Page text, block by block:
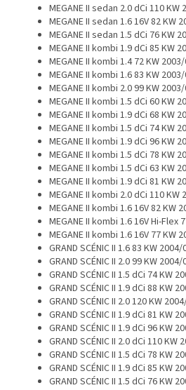
MEGANE II sedan 2.0 dCi 110 KW
MEGANE II sedan 1.6 16V 82 KW
MEGANE II sedan 1.5 dCi 76 KW
MEGANE II kombi 1.9 dCi 85 KW
MEGANE II kombi 1.4 72 KW
MEGANE II kombi 1.6 83 KW
MEGANE II kombi 2.0 99 KW
MEGANE II kombi 1.5 dCi 60 KW
MEGANE II kombi 1.9 dCi 68 KW
MEGANE II kombi 1.5 dCi 74 KW
MEGANE II kombi 1.9 dCi 96 KW
MEGANE II kombi 1.5 dCi 78 KW
MEGANE II kombi 1.5 dCi 63 KW
MEGANE II kombi 1.9 dCi 81 KW
MEGANE II kombi 2.0 dCi 110
MEGANE II kombi 1.6 16V 82 KW
MEGANE II kombi 1.6 16V Hi-Flex
MEGANE II kombi 1.6 16V 77 KW
GRAND SCÉNIC II 1.6 83 KW 2004/
GRAND SCÉNIC II 2.0 99 KW 2004/
GRAND SCÉNIC II 1.5 dCi 74 KW
GRAND SCÉNIC II 1.9 dCi 88 KW
GRAND SCÉNIC II 2.0 120 KW
GRAND SCÉNIC II 1.9 dCi 81 KW
GRAND SCÉNIC II 1.9 dCi 96 KW
GRAND SCÉNIC II 2.0 dCi 110 KW
GRAND SCÉNIC II 1.5 dCi 78 KW
GRAND SCÉNIC II 1.9 dCi 85 KW
GRAND SCÉNIC II 1.5 dCi 76 KW